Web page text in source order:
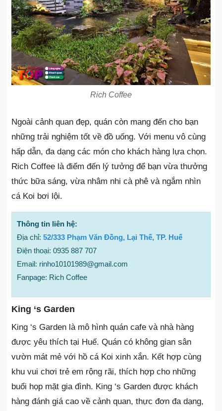
Rich Coffee
Ngoài cảnh quan đẹp, quán còn mang đến cho bạn
những trải nghiệm tốt về đồ uống. Với menu vô cùng
hấp dẫn, đa dạng các món cho khách hàng lựa chọn.
Rich Coffee là điểm đến lý tưởng để bạn vừa thưởng
thức bữa sáng, vừa nhâm nhi cà phê và ngắm nhìn
cá Koi bơi lội.
Thông tin liên hệ:
Địa chỉ: 52/333 Phạm Văn Đồng, Lại Thế, TP. Huế
Điện thoại: 0935 887 707
Email: rinho10101989@gmail.com
Fanpage: Rich Coffee
King ‘s Garden
King ‘s Garden là mô hình quán cafe và nhà hàng
được yêu thích tại Huế. Quán có không gian sân
vườn mát mẻ với hồ cá Koi xinh xắn. Kết hợp cùng
khu vui chơi trẻ em rộng rãi, thích hợp cho những
buổi họp mặt gia đình. King ‘s Garden được khách
hàng đánh giá cao về cảnh quan, thực đơn đa dạng,